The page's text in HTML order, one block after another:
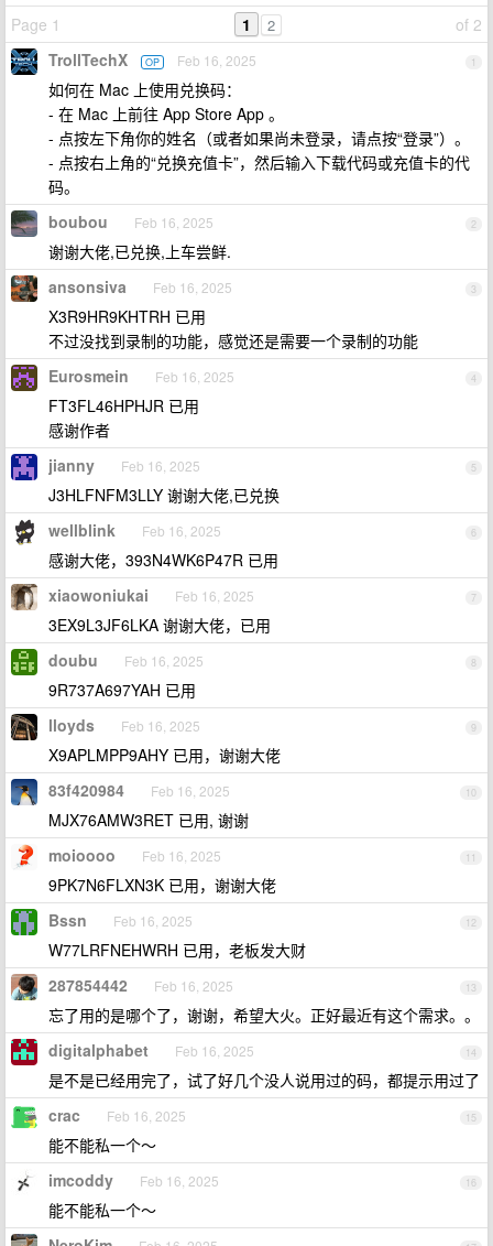
Page 1
of 2
1 2
1
TrollTechX OP Feb 16, 2025
如何在 Mac 上使用兑换码：
- 在 Mac 上前往 App Store App 。
- 点按左下角你的姓名（或者如果尚未登录，请点按“登录”）。
- 点按右上角的“兑换充值卡”，然后输入下载代码或充值卡的代
码。
2
boubou Feb 16, 2025
谢谢大佬,已兑换,上车尝鲜.
3
ansonsiva Feb 16, 2025
X3R9HR9KHTRH 已用
不过没找到录制的功能，感觉还是需要一个录制的功能
4
Eurosmein Feb 16, 2025
FT3FL46HPHJR 已用
感谢作者
5
jianny Feb 16, 2025
J3HLFNFM3LLY 谢谢大佬,已兑换
6
wellblink Feb 16, 2025
感谢大佬，393N4WK6P47R 已用
7
xiaowoniukai Feb 16, 2025
3EX9L3JF6LKA 谢谢大佬，已用
8
doubu Feb 16, 2025
9R737A697YAH 已用
9
lloyds Feb 16, 2025
X9APLMPP9AHY 已用，谢谢大佬
10
83f420984 Feb 16, 2025
MJX76AMW3RET 已用, 谢谢
11
moioooo Feb 16, 2025
9PK7N6FLXN3K 已用，谢谢大佬
12
Bssn Feb 16, 2025
W77LRFNEHWRH 已用，老板发大财
13
287854442 Feb 16, 2025
忘了用的是哪个了，谢谢，希望大火。正好最近有这个需求。。
14
digitalphabet Feb 16, 2025
是不是已经用完了，试了好几个没人说用过的码，都提示用过了
15
crac Feb 16, 2025
能不能私一个～
16
imcoddy Feb 16, 2025
能不能私一个～